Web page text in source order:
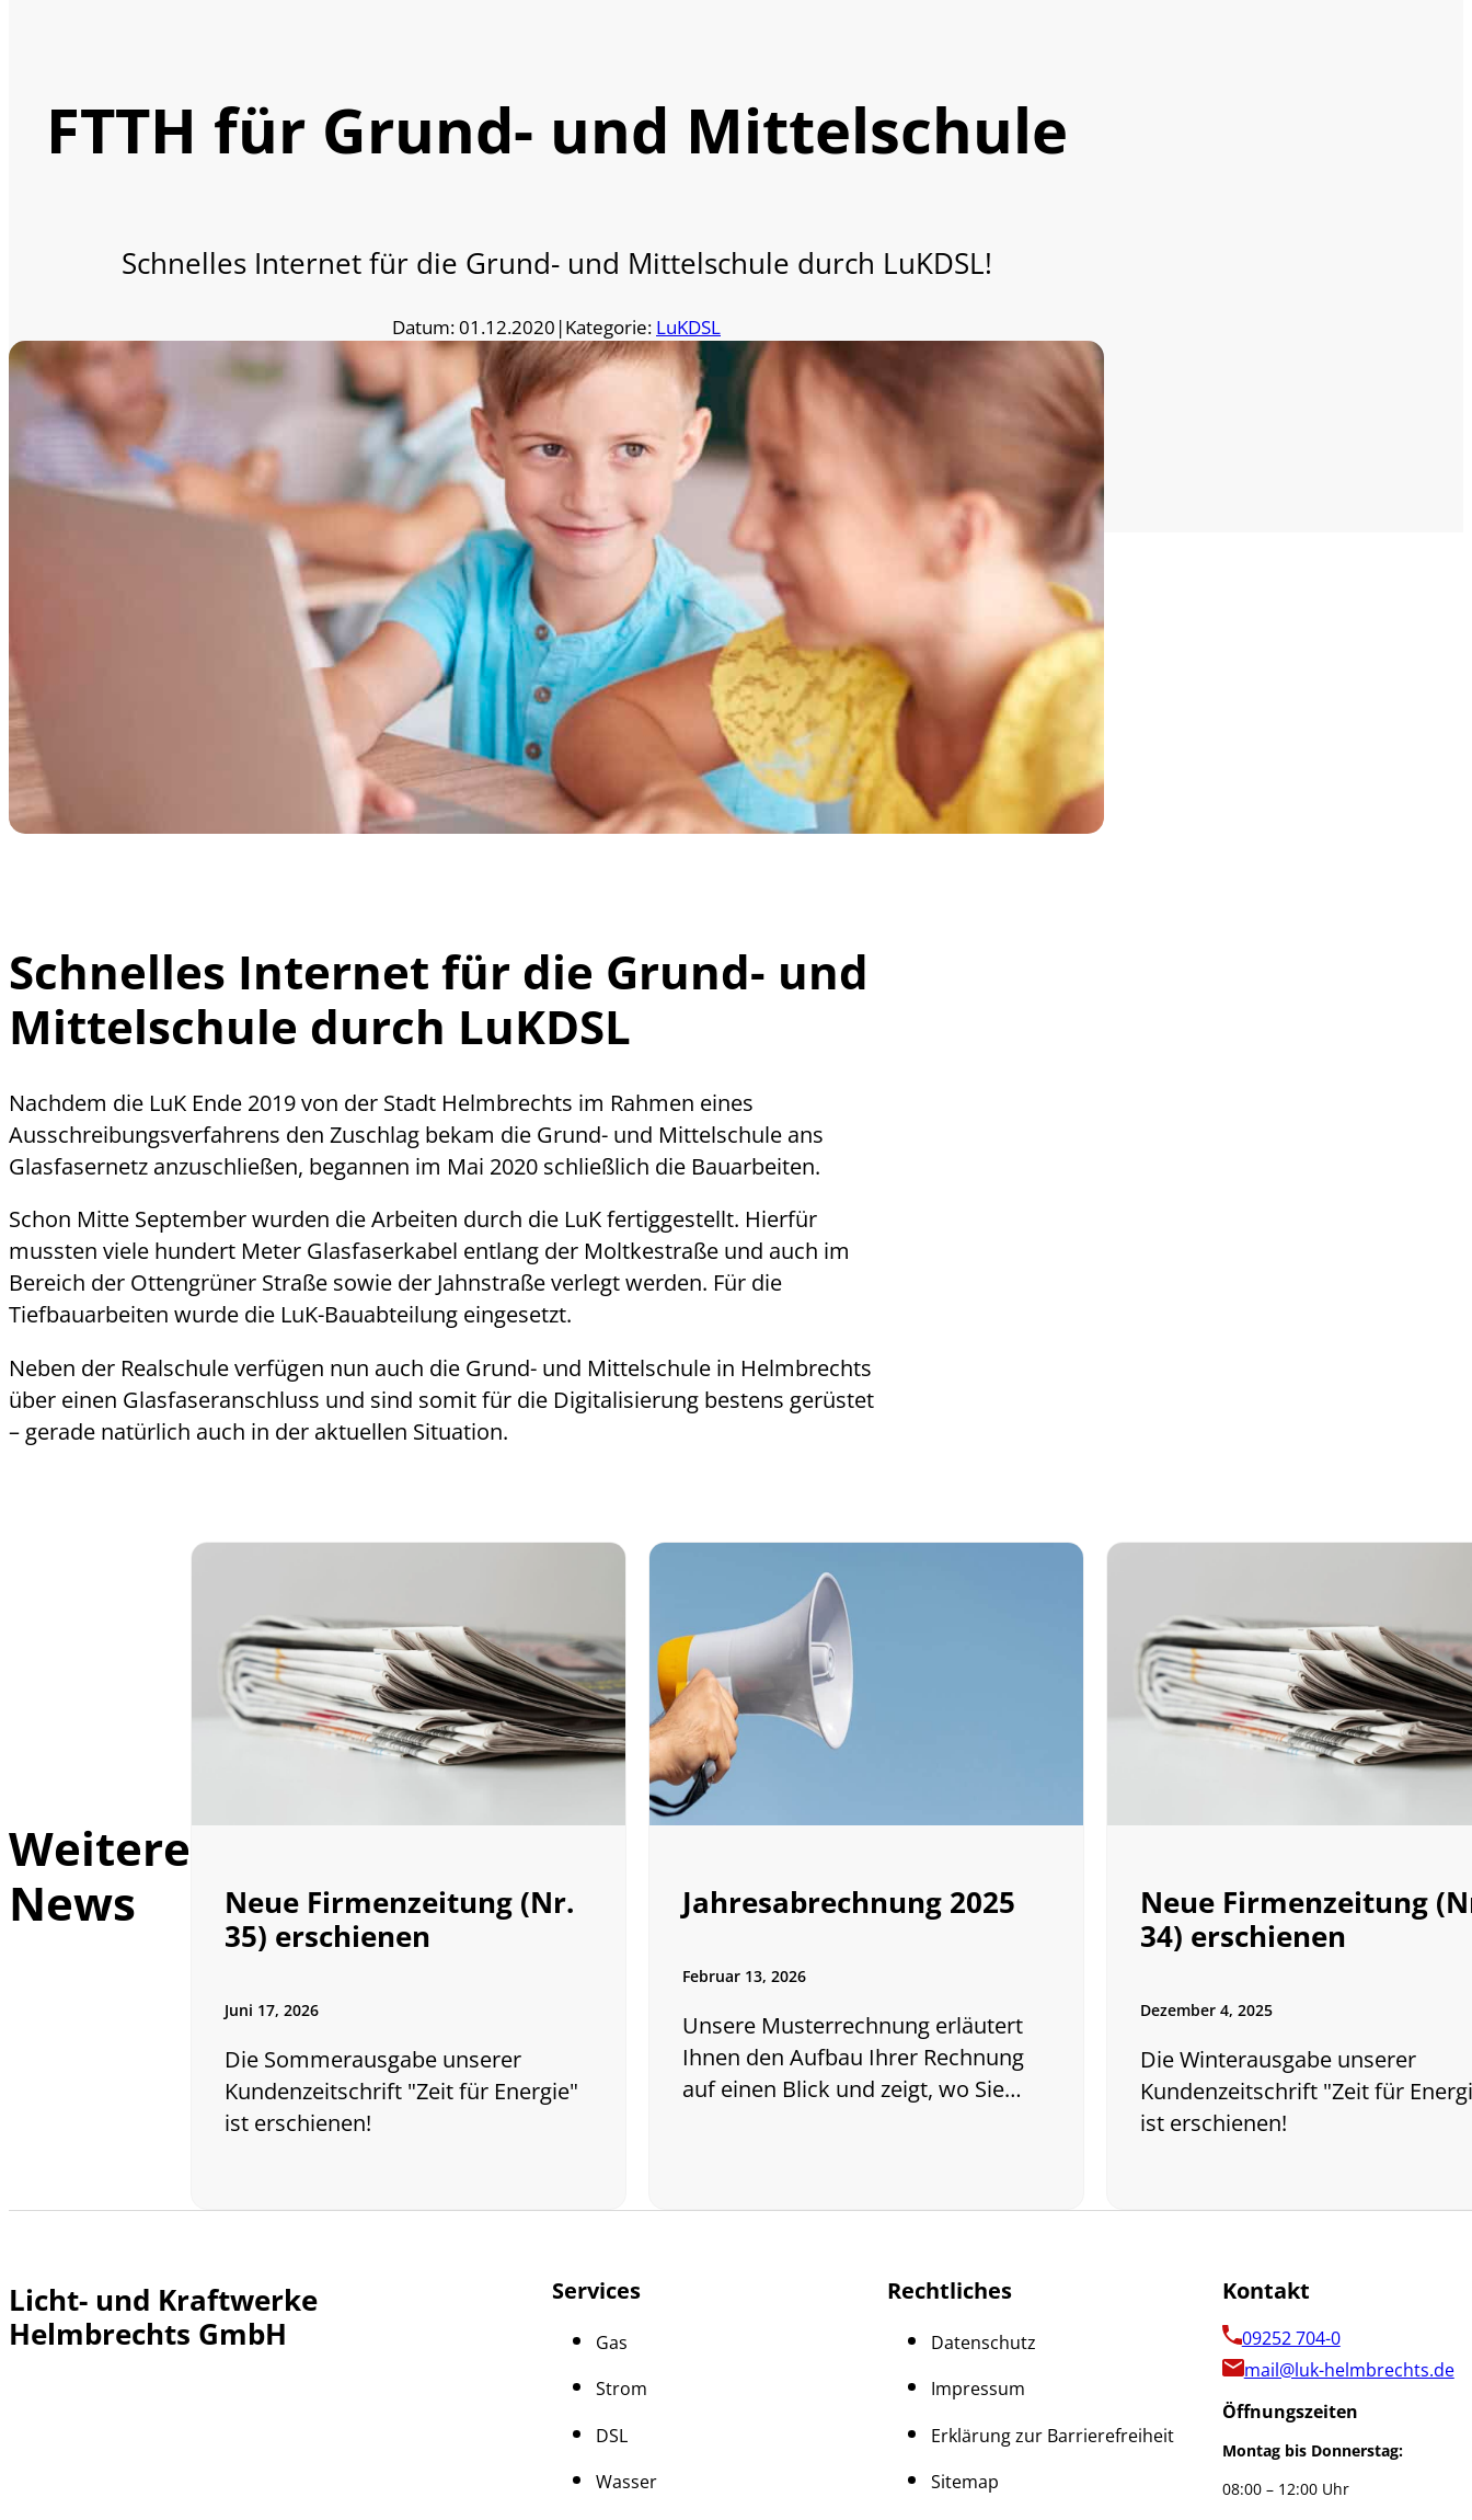
FTTH für Grund- und Mittelschule
Schnelles Internet für die Grund- und Mittelschule durch LuKDSL!
Datum: 01.12.2020 |Kategorie: LuKDSL
Schnelles Internet für die Grund- und
Mittelschule durch LuKDSL
Nachdem die LuK Ende 2019 von der Stadt Helmbrechts im Rahmen eines
Ausschreibungsverfahrens den Zuschlag bekam die Grund- und Mittelschule ans
Glasfasernetz anzuschließen, begannen im Mai 2020 schließlich die Bauarbeiten.
Schon Mitte September wurden die Arbeiten durch die LuK fertiggestellt. Hierfür
mussten viele hundert Meter Glasfaserkabel entlang der Moltkestraße und auch im
Bereich der Ottengrüner Straße sowie der Jahnstraße verlegt werden. Für die
Tiefbauarbeiten wurde die LuK-Bauabteilung eingesetzt.
Neben der Realschule verfügen nun auch die Grund- und Mittelschule in Helmbrechts
über einen Glasfaseranschluss und sind somit für die Digitalisierung bestens gerüstet
– gerade natürlich auch in der aktuellen Situation.
Weitere
News
Neue Firmenzeitung (Nr.
35) erschienen
Juni 17, 2026
Die Sommerausgabe unserer
Kundenzeitschrift "Zeit für Energie"
ist erschienen!
Jahresabrechnung 2025
Februar 13, 2026
Unsere Musterrechnung erläutert
Ihnen den Aufbau Ihrer Rechnung
auf einen Blick und zeigt, wo Sie…
Neue Firmenzeitung
34) erschienen
Dezember 4, 2025
Die Winterausgabe unserer
Kundenzeitschrift "Zeit für
ist erschienen!
Licht- und Kraftwerke
Helmbrechts GmbH
Services
Gas
Strom
DSL
Wasser
Rechtliches
Datenschutz
Impressum
Erklärung zur Barrierefreiheit
Sitemap
Kontakt
09252 704-0
mail@luk-helmbrechts.de
Öffnungszeiten
Montag bis Donnerstag:
08:00 – 12:00 Uhr